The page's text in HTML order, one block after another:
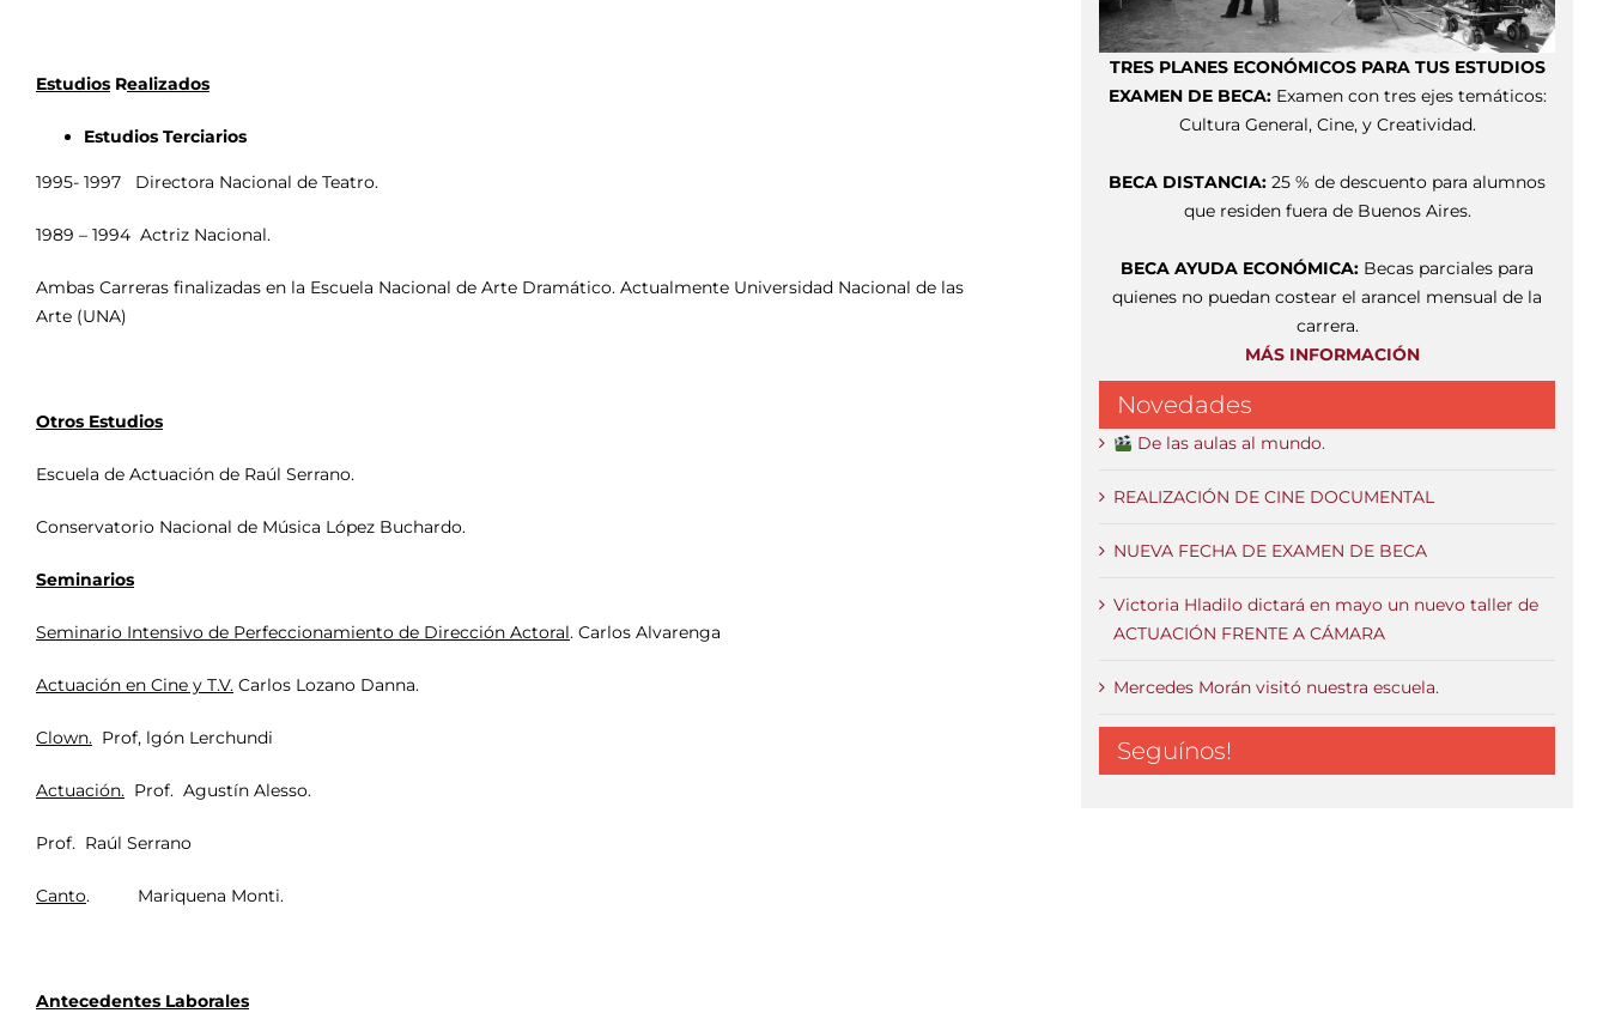
Estudios Realizados
Estudios Terciarios
1995- 1997 Directora Nacional de Teatro.
1989 – 1994 Actriz Nacional.
Ambas Carreras finalizadas en la Escuela Nacional de Arte Dramático. Actualmente Universidad Nacional de las
Arte (UNA)
Otros Estudios
Escuela de Actuación de Raúl Serrano.
Conservatorio Nacional de Música López Buchardo.
Seminarios
Seminario Intensivo de Perfeccionamiento de Dirección Actoral. Carlos Alvarenga
Actuación en Cine y T.V. Carlos Lozano Danna.
Clown. Prof, lgón Lerchundi
Actuación. Prof. Agustín Alesso.
Prof. Raúl Serrano
Canto. Mariquena Monti.
Antecedentes Laborales
TRES PLANES ECONÓMICOS PARA TUS ESTUDIOS
EXAMEN DE BECA: Examen con tres ejes temáticos:
Cultura General, Cine, y Creatividad.
BECA DISTANCIA:25 % de descuento para alumnos
que residen fuera de Buenos Aires.
BECA AYUDA ECONÓMICA: Becas parciales para
quienes no puedan costear el arancel mensual de la
carrera.
MÁS INFORMACIÓN
Novedades
De las aulas al mundo.
REALIZACIÓN DE CINE DOCUMENTAL
NUEVA FECHA DE EXAMEN DE BECA
Victoria Hladilo dictará en mayo un nuevo taller de
ACTUACIÓN FRENTE A CÁMARA
Mercedes Morán visitó nuestra escuela.
Seguínos!